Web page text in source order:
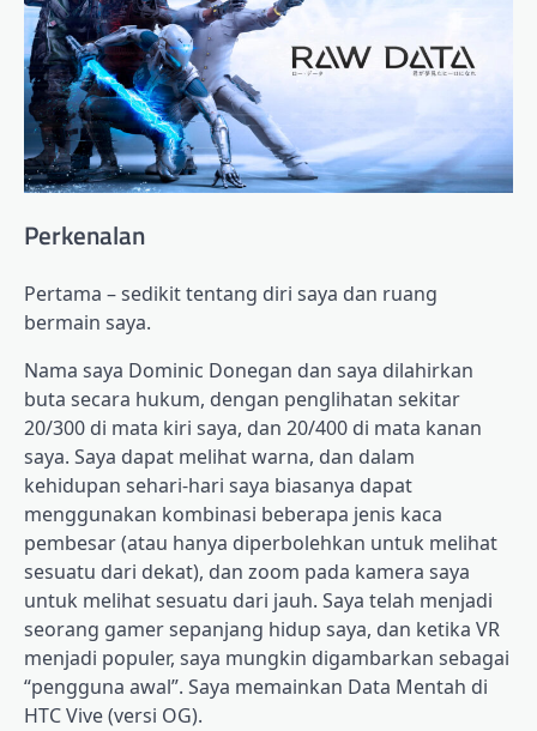
Perkenalan
Pertama – sedikit tentang diri saya dan ruang
bermain saya.
Nama saya Dominic Donegan dan saya dilahirkan
buta secara hukum, dengan penglihatan sekitar
20/300 di mata kiri saya, dan 20/400 di mata kanan
saya. Saya dapat melihat warna, dan dalam
kehidupan sehari-hari saya biasanya dapat
menggunakan kombinasi beberapa jenis kaca
pembesar (atau hanya diperbolehkan untuk melihat
sesuatu dari dekat), dan zoom pada kamera saya
untuk melihat sesuatu dari jauh. Saya telah menjadi
seorang gamer sepanjang hidup saya, dan ketika VR
menjadi populer, saya mungkin digambarkan sebagai
“pengguna awal”. Saya memainkan Data Mentah di
HTC Vive (versi OG).